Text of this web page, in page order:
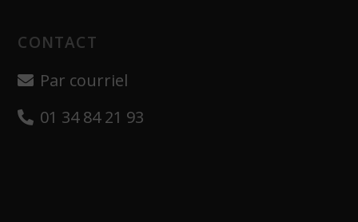
CONTACT
Par courriel
01 34 84 21 93